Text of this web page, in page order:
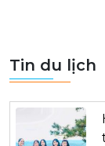
Tin du lịch